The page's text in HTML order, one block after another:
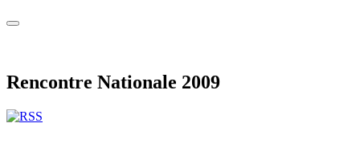
Rencontre Nationale 2009